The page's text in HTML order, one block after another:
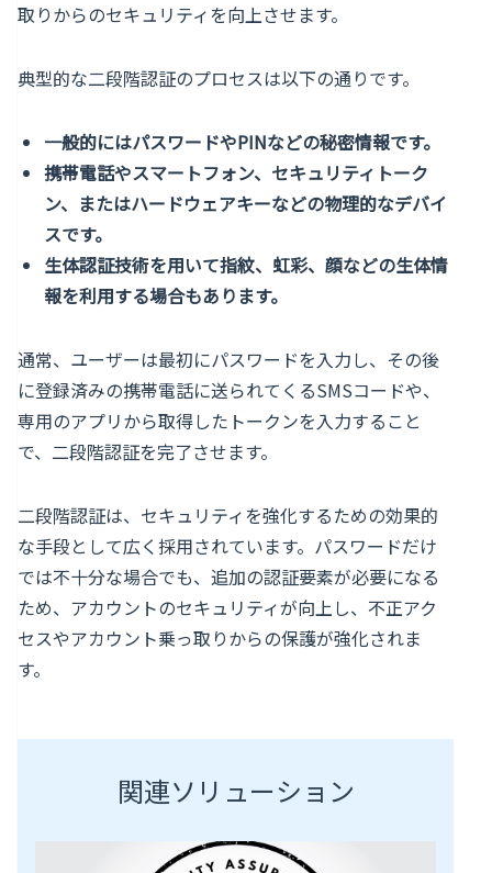
取りからのセキュリティを向上させます。
典型的な二段階認証のプロセスは以下の通りです。
一般的にはパスワードやPINなどの秘密情報です。
携帯電話やスマートフォン、セキュリティトーク
ン、またはハードウェアキーなどの物理的なデバイ
スです。
生体認証技術を用いて指紋、虹彩、顔などの生体情
報を利用する場合もあります。
通常、ユーザーは最初にパスワードを入力し、その後
に登録済みの携帯電話に送られてくるSMSコードや、
専用のアプリから取得したトークンを入力すること
で、二段階認証を完了させます。
二段階認証は、セキュリティを強化するための効果的
な手段として広く採用されています。パスワードだけ
では不十分な場合でも、追加の認証要素が必要になる
ため、アカウントのセキュリティが向上し、不正アク
セスやアカウント乗っ取りからの保護が強化されま
す。
関連ソリューション